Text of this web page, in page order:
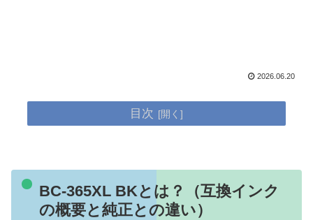
2026.06.20
目次
BC-365XL BKとは？（互換インク
の概要と純正との違い）